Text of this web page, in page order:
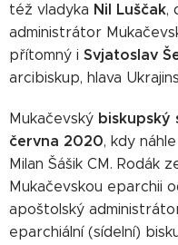
též vladyka Nil Luščak,
administrátor
přítomný i Svjatoslav
arcibiskup, hlava
Mukačevský biskupský
června 2020, kdy
Milan Šášik CM. Rodák
Mukačevskou eparchii
apoštolský
eparchiální (sídelní)